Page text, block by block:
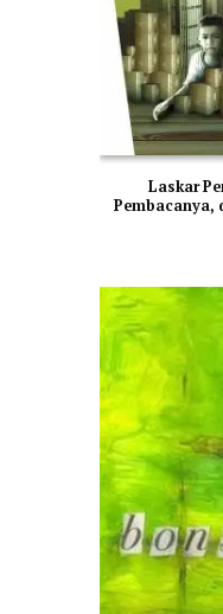
Laskar
Pembacanya,